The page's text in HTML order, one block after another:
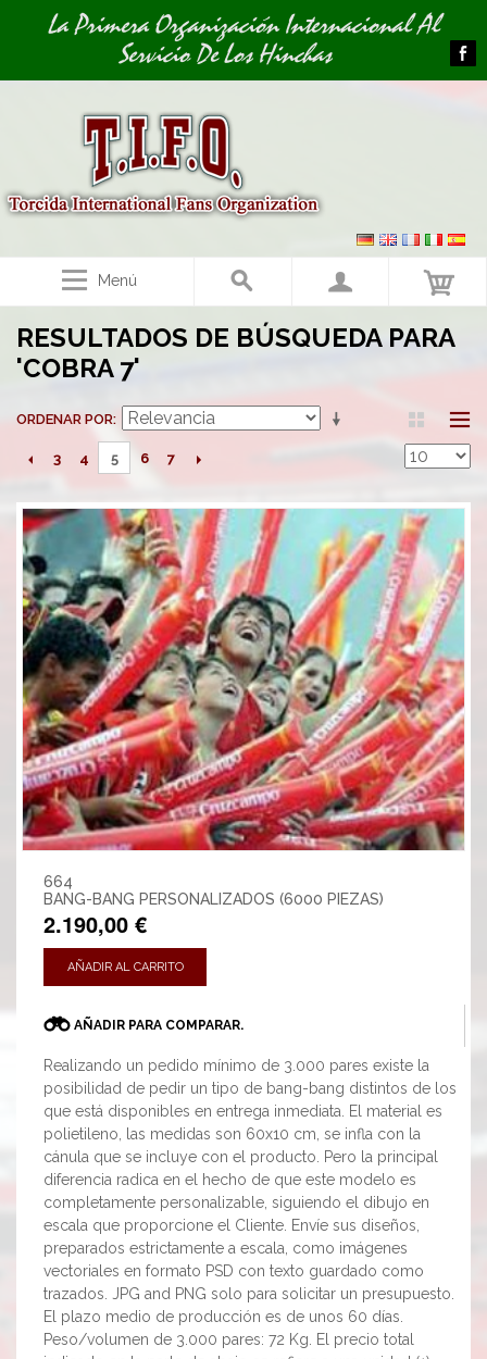
Image 01La Primera Organización Internacional Al
Servicio De Los Hinchas
Menú
RESULTADOS DE BÚSQUEDA PARA
'COBRA 7'
ORDENAR POR
3 4 5 6 7
664
BANG-BANG PERSONALIZADOS (6000 PIEZAS)
2.190,00 €
AÑADIR AL CARRITO
AÑADIR PARA COMPARAR.
Realizando un pedido mínimo de 3.000 pares existe la
posibilidad de pedir un tipo de bang-bang distintos de los
que está disponibles en entrega inmediata. El material es
polietileno, las medidas son 60x10 cm, se infla con la
cánula que se incluye con el producto. Pero la principal
diferencia radica en el hecho de que este modelo es
completamente personalizable, siguiendo el dibujo en
escala que proporcione el Cliente. Envíe sus diseños,
preparados estrictamente a escala, como imágenes
vectoriales en formato PSD con texto guardado como
trazados. JPG and PNG solo para solicitar un presupuesto.
El plazo medio de producción es de unos 60 días.
Peso/volumen de 3.000 pares: 72 Kg. El precio total